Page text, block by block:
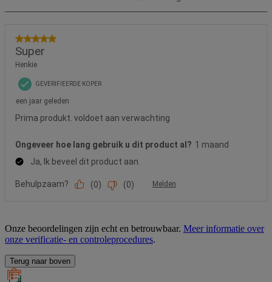
Onze beoordelingen zijn echt en betrouwbaar. Meer informatie over
onze verificatie- en controleprocedures.
Terug naar boven